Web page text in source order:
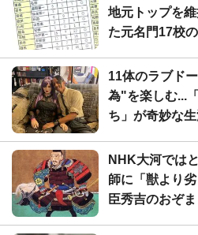
地元トップを
た元名門17校
11体のラブド
為"を楽しむ...
ち」が奇妙な
NHK大河では
師に「獣より
臣秀吉のおぞ